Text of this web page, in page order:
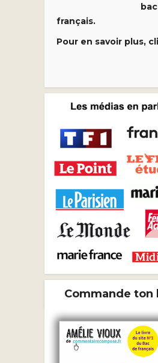
français.
Pour en savoir plus,
Commande ton